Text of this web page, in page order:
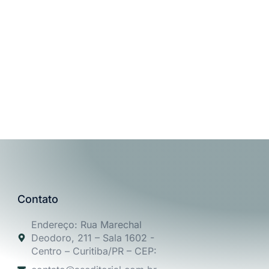
Contato
Endereço: Rua Marechal
Deodoro, 211 – Sala 1602 -
Centro – Curitiba/PR – CEP: